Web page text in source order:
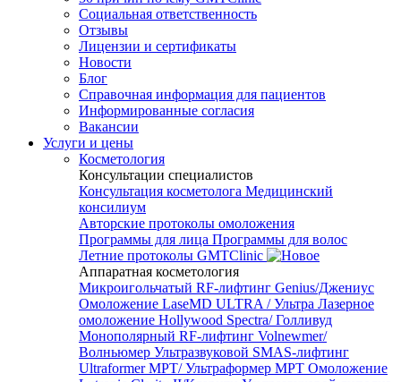
Социальная ответственность
Отзывы
Лицензии и сертификаты
Новости
Блог
Справочная информация для пациентов
Информированные согласия
Вакансии
Услуги и цены
Косметология
Консультации специалистов
Консультация косметолога Медицинский
консилиум
Авторские протоколы омоложения
Программы для лица Программы для волос
Летние протоколы GMTClinic
Аппаратная косметология
Микроигольчатый RF-лифтинг Genius/Джениус
Омоложение LaseMD ULTRA / Ультра Лазерное
омоложение Hollywood Spectra/ Голливуд
Монополярный RF-лифтинг Volnewmer/
Волньюмер Ультразвуковой SMAS-лифтинг
Ultraformer MPT/ Ультраформер MPT Омоложение